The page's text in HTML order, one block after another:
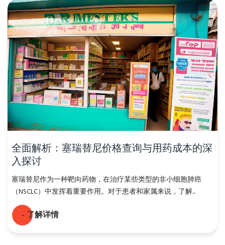
全面解析：塞瑞替尼价格查询与用药成本的深
入探讨
塞瑞替尼作为一种靶向药物，在治疗某些类型的非小细胞肺癌
（NSCLC）中发挥着重要作用。对于患者和家属来说，了解...
- 了解详情